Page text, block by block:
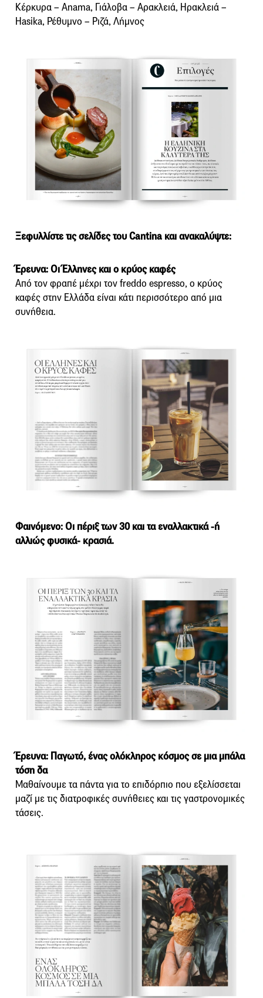
Κέρκυρα – Anama, Γιάλοβα – Αρακλειά, Ηρακλειά –
Hasika, Ρέθυμνο – Ριζά, Λήμνος
Ξεφυλλίστε τις σελίδες του Cantina και ανακαλύψτε:
Έρευνα: Οι Έλληνες και ο κρύος καφές
Από τον φραπέ μέχρι τον freddo espresso, ο κρύος
καφές στην Ελλάδα είναι κάτι περισσότερο από μια
συνήθεια.
Φαινόμενο: Οι πέριξ των 30 και τα εναλλακτικά -ή
αλλιώς φυσικά- κρασιά.
Έρευνα: Παγωτό, ένας ολόκληρος κόσμος σε μια μπάλα
τόση δα
Μαθαίνουμε τα πάντα για το επιδόρπιο που εξελίσσεται
μαζί με τις διατροφικές συνήθειες και τις γαστρονομικές
τάσεις.